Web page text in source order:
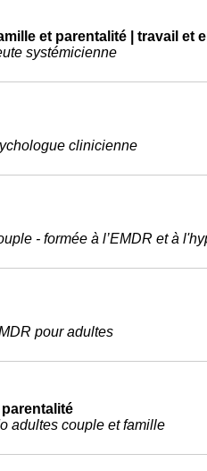
et parentalité | travail et
systémicienne
clinicienne
- formée à l’EMDR et à
pour adultes
adultes couple et famille